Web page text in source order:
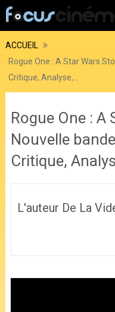
ACCUEIL
Rogue One : A Star Wars
Critique, Analyse,...
Rogue One : A
Nouvelle
Critique,
L'auteur De La